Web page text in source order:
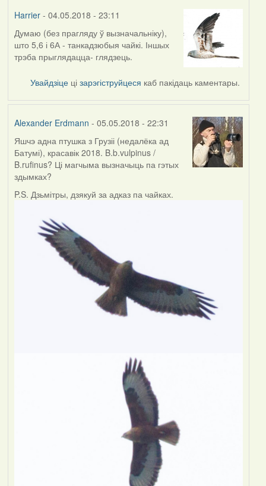
Harrier- 04.05.2018 - 23:11
Думаю (без прагляду ў вызначальніку),
што 5,6 і 6А - танкадзюбыя чайкі. Іншых
трэба прыглядацца- глядзець.
Увайдзіце цізарэгіструйцеся каб пакідаць каментары.
Alexander Erdmann - 05.05.2018 - 22:31
Яшчэ адна птушка з Грузіі (недалёка ад
Батумі), красавік 2018. B.b.vulpinus /
B.rufinus? Ці магчыма вызначыць па гэтых
здымках?
P.S. Дзьмітры, дзякуй за адказ па чайках.